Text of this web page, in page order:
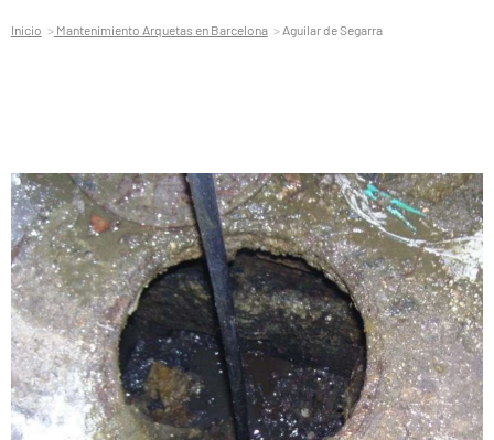
Inicio Mantenimiento Arquetas en Barcelona Aguilar de Segarra